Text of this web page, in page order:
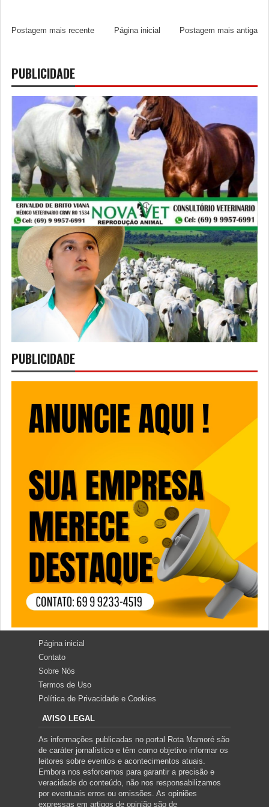
Postagem mais recente Postagem mais antiga
Página inicial
PUBLICIDADE
PUBLICIDADE
Página inicial
Contato
Sobre Nós
Termos de Uso
Política de Privacidade e Cookies
AVISO LEGAL
As informações publicadas no portal Rota Mamoré são
de caráter jornalístico e têm como objetivo informar os
leitores sobre eventos e acontecimentos atuais.
Embora nos esforcemos para garantir a precisão e
veracidade do conteúdo, não nos responsabilizamos
por eventuais erros ou omissões. As opiniões
expressas em artigos de opinião são de